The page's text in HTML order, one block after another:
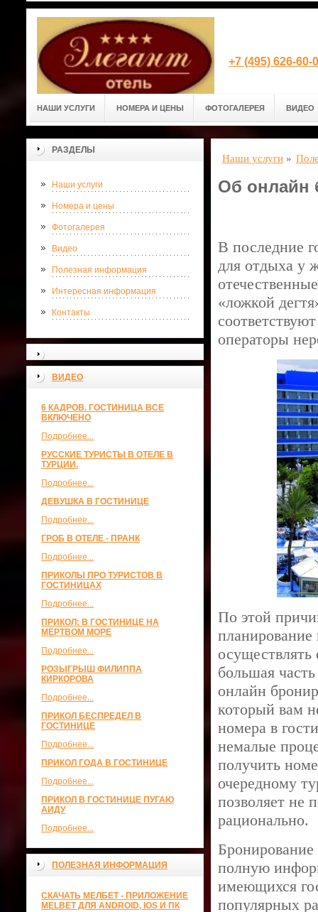
+7 (495) 626-
НАШИ УСЛУГИ НОМЕРА И ЦЕНЫ ФОТОГАЛЕРЕЯ ВИДЕО
РАЗДЕЛЫ
Наши услуги
Номера и цены
Фотогалерея
Видео
Полезная информация
Интересная информация
Контакты
ВИДЕО
6 КАДРОВ. ГОСТИНИЦА ВСЕ
ВКЛЮЧЕНО
Подробнее...
РУССКИЕ ТУРИСТЫ В ОТЕЛЕ В
ТУРЦИИ.
Подробнее...
ДЕВУШКА В ГОСТИНИЦЕ
Подробнее...
ГРОБ В ОТЕЛЕ - ПРАНК
Подробнее...
ПРИКОЛЫ ПРО ТУРИСТОВ В
ГОСТИНИЦАХ
Подробнее...
ПРИКОЛ: В ГОСТИНИЦЕ НА
МЁРТВОМ МОРЕ
Подробнее...
РОЗЫГРЫШ ФИЛИППА
КИРКОРОВА
Подробнее...
ПРИКОЛ БЕСПРЕДЕЛ В
ГОСТИНИЦЕ
Подробнее...
ПРИКОЛ ГОДА В ГОСТИНИЦЕ
Подробнее...
ПРИКОЛ В ГОСТИНИЦЕ ПУГАЮ
АИДУ
Подробнее...
ПОЛЕЗНАЯ ИНФОРМАЦИЯ
СКАЧАТЬ МЕЛБЕТ - ПРИЛОЖЕНИЕ
MELBET ДЛЯ ANDROID, IOS И ПК
Наши услуги »
Об онлайн
В последние
для отдыха у
«ложкой
операторы
По этой
планирование
большая
онлайн
который вам
номера в
немалые
получить
очередному
позволяет не
рационально.
полную
имеющихся
популярных